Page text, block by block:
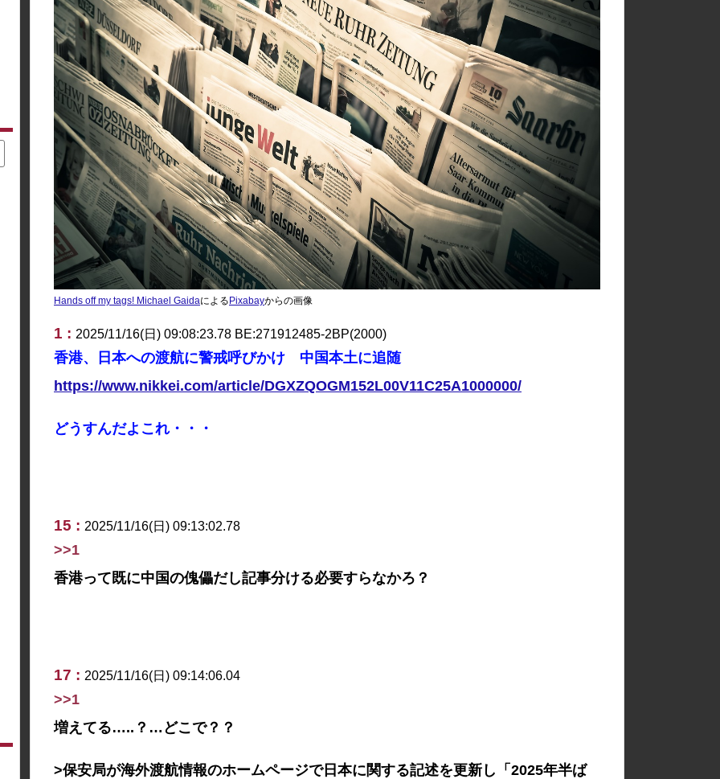
Hands off my tags! Michael Gaidaによる Pixabayからの画像
1 : 2025/11/16(日) 09:08:23.78 BE:271912485-2BP(2000)
香港、日本への渡航に警戒呼びかけ 中国本土に追随
https://www.nikkei.com/article/DGXZQOGM152L00V11C25A1000000/
どうすんだよこれ・・・
15 : 2025/11/16(日) 09:13:02.78
>>1
香港って既に中国の傀儡だし記事分ける必要すらなかろ？
17 : 2025/11/16(日) 09:14:06.04
>>1
増えてる…..？…どこで？？
>保安局が海外渡航情報のホームページで日本に関する記述を更新し「2025年半ば